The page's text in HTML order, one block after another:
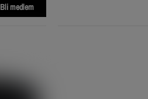
Bli medlem